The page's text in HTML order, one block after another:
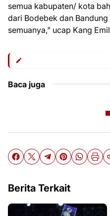
semua kabupaten/ kota
dari Bodebek dan
semuanya," ucap Kang
Baca juga
Berita Terkait